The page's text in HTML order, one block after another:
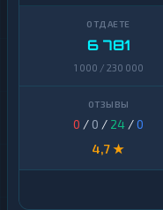
6 781
1 000 / 230 000
0 / 0 / 24 /0
4,7 ★